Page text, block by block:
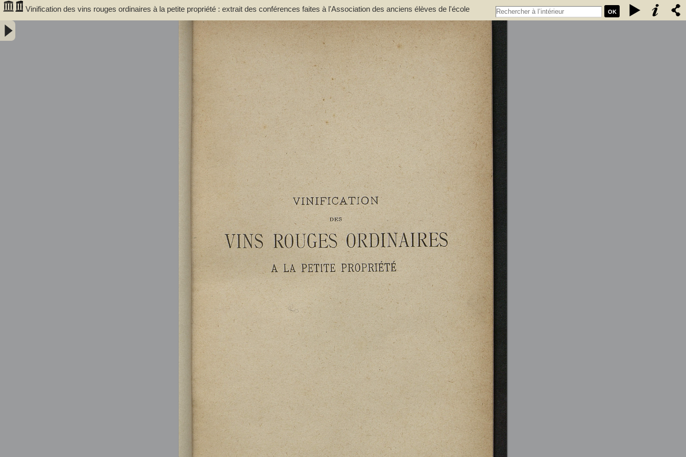
OK
Vinification des vins rouges ordinaires à la petite propriété : extrait des conférences faites à l'Association des anciens élèves de l'école
communale de Portet (Haute-Garonne) / par A. Lacassagne,... - Lacassagne, A.. Auteur